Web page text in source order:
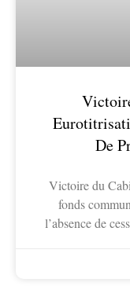
De
Victoire du
fonds
l’absence de